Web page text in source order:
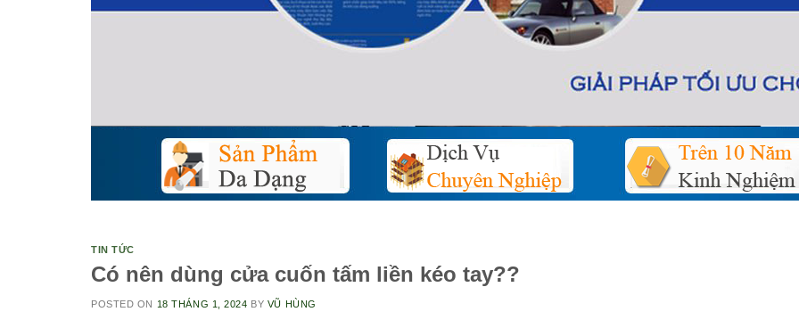
TIN TỨC
Có nên dùng cửa cuốn tấm liền kéo tay??
POSTED ON 18 THÁNG 1, 2024 BY VŨ HÙNG